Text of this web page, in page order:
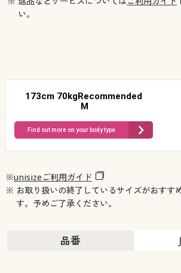
い。
173cm 70kgRecommended
M
Find out more on your body type
※unisizeご利用ガイド
※ お取り扱いの終了しているサイズがおすす
す。予めご了承ください。
品番